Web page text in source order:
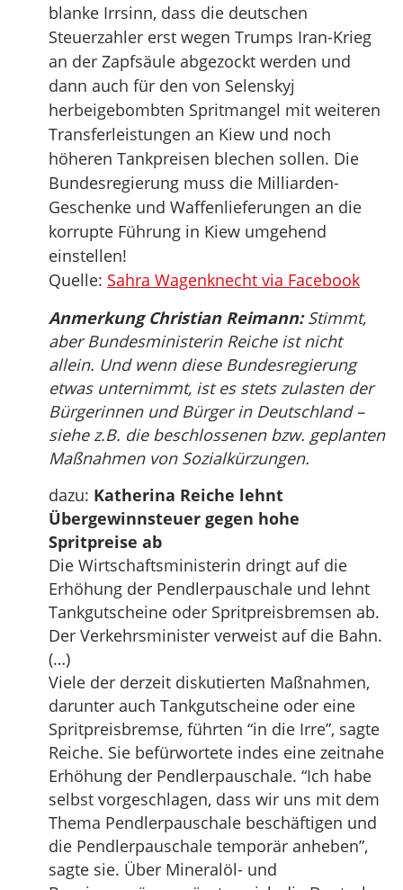
blanke Irrsinn, dass die deutschen
Steuerzahler erst wegen Trumps Iran-Krieg
an der Zapfsäule abgezockt werden und
dann auch für den von Selenskyj
herbeigebombten Spritmangel mit weiteren
Transferleistungen an Kiew und noch
höheren Tankpreisen blechen sollen. Die
Bundesregierung muss die Milliarden-
Geschenke und Waffenlieferungen an die
korrupte Führung in Kiew umgehend
einstellen!
Quelle: Sahra Wagenknecht via Facebook
Anmerkung Christian Reimann:Stimmt,
aber Bundesministerin Reiche ist nicht
allein. Und wenn diese Bundesregierung
etwas unternimmt, ist es stets zulasten der
Bürgerinnen und Bürger in Deutschland –
siehe z.B. die beschlossenen bzw. geplanten
Maßnahmen von Sozialkürzungen.
dazu: Katherina Reiche lehnt
Übergewinnsteuer gegen hohe
Spritpreise ab
Die Wirtschaftsministerin dringt auf die
Erhöhung der Pendlerpauschale und lehnt
Tankgutscheine oder Spritpreisbremsen ab.
Der Verkehrsminister verweist auf die Bahn.
(…)
Viele der derzeit diskutierten Maßnahmen,
darunter auch Tankgutscheine oder eine
Spritpreisbremse, führten “in die Irre”, sagte
Reiche. Sie befürwortete indes eine zeitnahe
Erhöhung der Pendlerpauschale. “Ich habe
selbst vorgeschlagen, dass wir uns mit dem
Thema Pendlerpauschale beschäftigen und
die Pendlerpauschale temporär anheben”,
sagte sie. Über Mineralöl- und